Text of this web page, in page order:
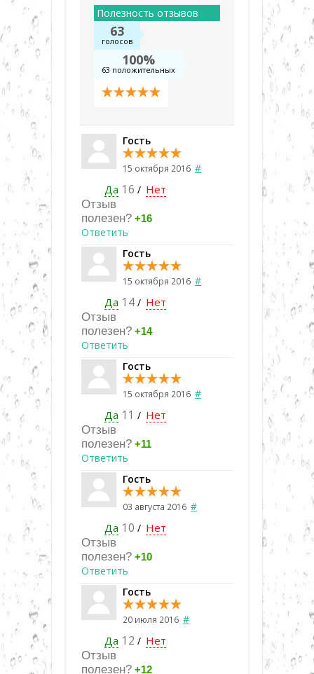
Полезность отзывов
63
голосов
100%
63 положительных
Гость
15 октября 2016 #
Да 16 / Нет
Отзыв
полезен? +16
Ответить
Гость
15 октября 2016 #
Да 14 / Нет
Отзыв
полезен? +14
Ответить
Гость
15 октября 2016 #
Да 11 / Нет
Отзыв
полезен? +11
Ответить
Гость
03 августа 2016 #
Да 10 / Нет
Отзыв
полезен? +10
Ответить
Гость
20 июля 2016 #
Да 12 / Нет
Отзыв
полезен? +12